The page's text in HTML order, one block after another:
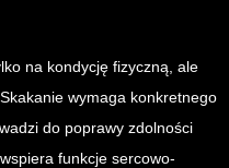
na kondycję fizyczną, ale
. Skakanie wymaga konkretnego
do poprawy zdolności
funkcje sercowo-